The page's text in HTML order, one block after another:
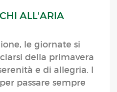
ALL'ARIA
le giornate si
della primavera
e di allegria. I
passare sempre